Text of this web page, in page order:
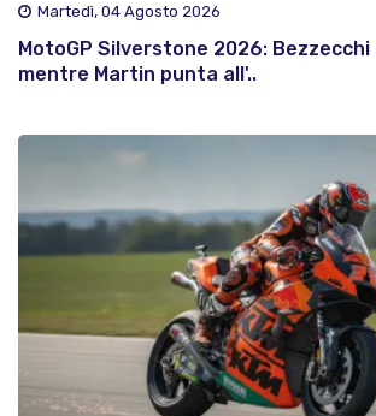
Martedì, 04 Agosto 2026
MotoGP Silverstone 2026:
mentre Martin punta all'..